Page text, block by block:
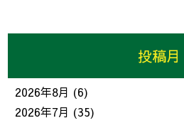
投稿月
2026年8月 (6)
2026年7月 (35)